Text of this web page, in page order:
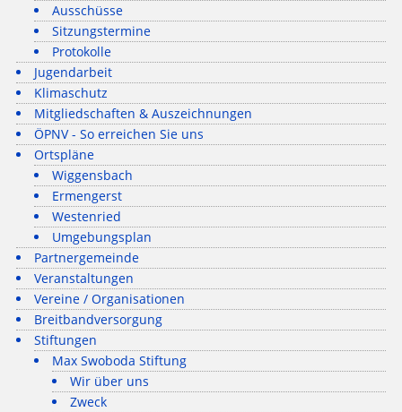
Ausschüsse
Sitzungstermine
Protokolle
Jugendarbeit
Klimaschutz
Mitgliedschaften & Auszeichnungen
ÖPNV - So erreichen Sie uns
Ortspläne
Wiggensbach
Ermengerst
Westenried
Umgebungsplan
Partnergemeinde
Veranstaltungen
Vereine / Organisationen
Breitbandversorgung
Stiftungen
Max Swoboda Stiftung
Wir über uns
Zweck